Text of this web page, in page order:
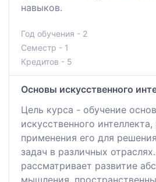
навыков.
Год обучения - 2
Семестр - 1
Кредитов - 5
Основы искусственного
Цель курса - обучение
искусственного
применения его для
задач в различных
рассматривает развитие
мышления,